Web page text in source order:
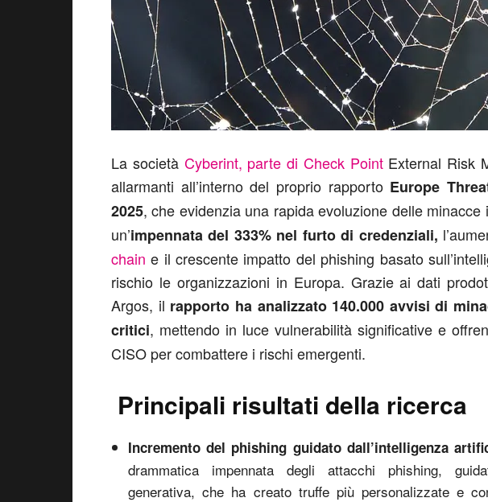
La società Cyberint, parte di Check PointExternal Risk
allarmanti all’interno del proprio rapporto Europe
2025, che evidenzia una rapida evoluzione delle
un’impennata del 333% nel furto di credenziali,
chain e il crescente impatto del phishing basato
rischio le organizzazioni in Europa. Grazie ai dati
Argos, il rapporto ha analizzato 140.000 avvisi di
critici, mettendo in luce vulnerabilità significative e
CISO per combattere i rischi emergenti.
Principali risultati della ricerca
Incremento del phishing guidato dall’intelligenza
drammatica impennata degli attacchi phishing,
generativa, che ha creato truffe più personalizzate e